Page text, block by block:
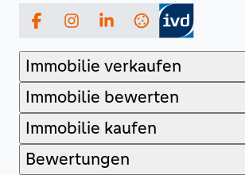
FacebookInstagramLinkedIn
Immobilie verkaufen
Immobilie bewerten
Immobilie kaufen
Bewertungen